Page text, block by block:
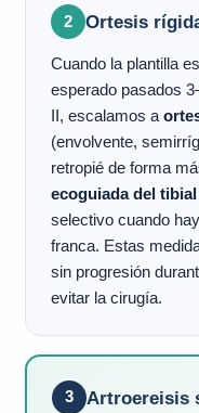
2 Ortesis
Cuando la plantilla
esperado pasados
II, escalamos a
(envolvente,
retropié de forma
ecoguiada del
selectivo cuando
franca. Estas
sin progresión
evitar la cirugía.
3 Artroereisis